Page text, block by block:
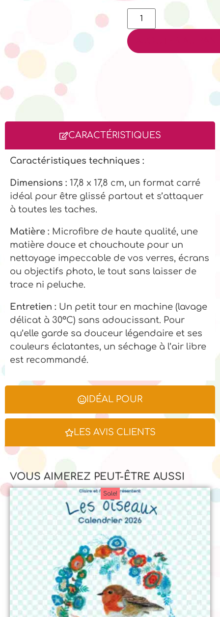
CARACTÉRISTIQUES
IDÉAL POUR
LES AVIS CLIENTS
Caractéristiques techniques :
Dimensions : 17,8 x 17,8 cm, un format carré
idéal pour être glissé partout et s’attaquer
à toutes les taches.
Matière : Microfibre de haute qualité, une
matière douce et chouchoute pour un
nettoyage impeccable de vos verres, écrans
ou objectifs photo, le tout sans laisser de
trace ni peluche.
Entretien : Un petit tour en machine (lavage
délicat à 30°C) sans adoucissant. Pour
qu’elle garde sa douceur légendaire et ses
couleurs éclatantes, un séchage à l’air libre
est recommandé.
VOUS AIMEREZ PEUT-ÊTRE AUSSI
Sale!